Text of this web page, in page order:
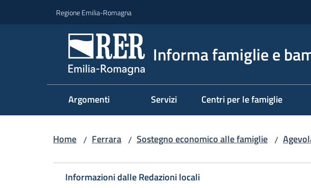
Regione Emilia-Romagna
Informa famiglie e
Argomenti Servizi Centri per le famiglie
Home / Ferrara / Sostegno economico alle famiglie /
Informazioni dalle Redazioni locali